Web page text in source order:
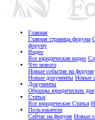
Главная
Главная страница форума
форуму
Видео
Все юридические видео
Что нового
Новые события на форуме
Новые документы Новые
Документы
Образцы юридических
Статьи
Все юридические Статьи
Пользователи
Сейчас на форуме Новые